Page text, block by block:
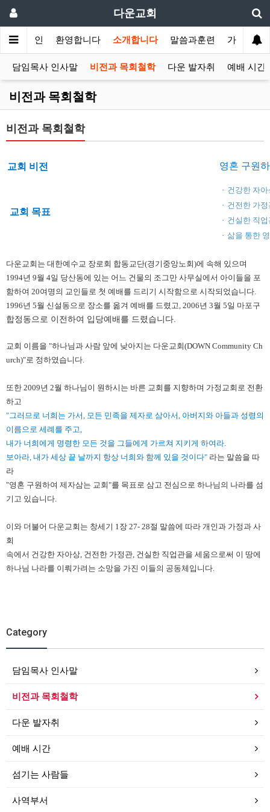
다운교회
메인 환영합니다 소개합니다 말씀과훈련 가정교회
담임목사 인사말 비전과 목회철학 다운 발자취 예배 시간
비전과 목회철학
비전과 목회철학
교회 비전 영혼 구원
교회 목표
· 건강한 자아
· 건전한 가정
· 건실한 직업
· 삶을 통한
다운교회는 대한예수교 장로회 합동교단(경기중앙노회)에 속해 있으며
1994년 9월 4일 당산동에 있는 어느 건물의 조그만 사무실에서 아이들을 포
함하여 20여명의 교인들로 첫 예배를 드리기 시작함으로 시작되었습니다.
1996년 5월 신설동으로 장소를 옮겨 예배를 드렸고, 2006년 3월 5일 마포구
합정동으로 이전하여 입당예배를 드렸습니다.
교회 이름을 "하나님과 사람 앞에 낮아지는 다운교회(DOWN Community Ch
urch)"로 정하였습니다.
또한 2009년 2월 하나님이 원하시는 바른 교회를 지향하며 가정교회로 전환
하고
"그러므로 너희는 가서, 모든 민족을 제자로 삼아서, 아버지와 아들과 성령의
이름으로 세례를 주고,
내가 너희에게 명령한 모든 것을 그들에게 가르쳐 지키게 하여라.
보아라, 내가 세상 끝 날까지 항상 너희와 함께 있을 것이다" 라는 말씀을 따
라
"영혼 구원하여 제자삼는 교회"를 목표로 삼고 전심으로 하나님의 나라를 섬
기고 있습니다.
이와 더불어 다운교회는 창세기 1장 27- 28절 말씀에 따라 개인과 가정과 사
회
속에서 건강한 자아상, 건전한 가정관, 건실한 직업관을 세움으로써 이 땅에
하나님 나라를 이뤄가려는 소망을 가진 이들의 공동체입니다.
Category
담임목사 인사말
비전과 목회철학
다운 발자취
예배 시간
섬기는 사람들
사역부서